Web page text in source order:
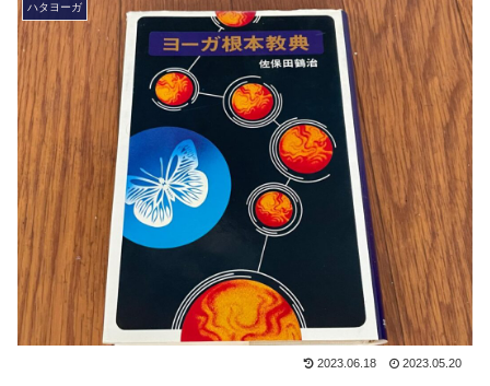
ハタヨーガ
2023.06.18 2023.05.20